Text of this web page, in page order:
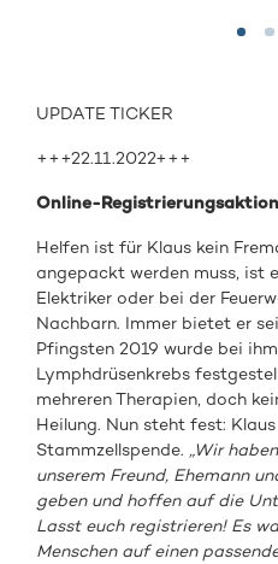
UPDATE TICKER
+++22.11.2022+++
Online-Registrierungsaktion
Helfen ist für Klaus kein
angepackt werden muss, ist
Elektriker oder bei der
Nachbarn. Immer bietet er
Pfingsten 2019 wurde bei
Lymphdrüsenkrebs
mehreren Therapien, doch
Heilung. Nun steht fest:
Stammzellspende. „Wir
unserem Freund, Ehemann
geben und hoffen auf die
Lasst euch registrieren! Es
Menschen auf einen